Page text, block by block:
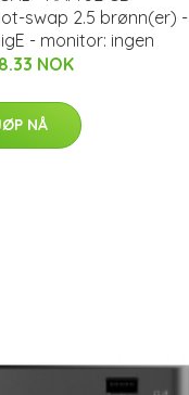
swap 2.5 brønn(er) -
- monitor: ingen
NOK
NÅ